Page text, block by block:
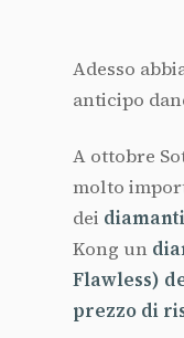
Adesso
anticipo
A ottobre
molto
dei diamanti
Kong un
Flawless)
prezzo di